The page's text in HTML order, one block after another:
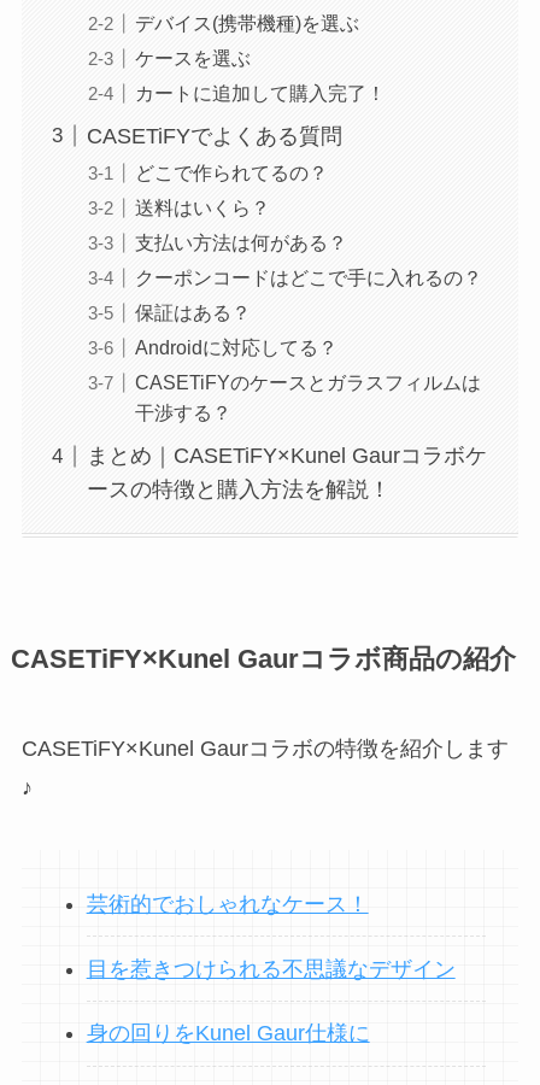
デバイス(携帯機種)を選ぶ
ケースを選ぶ
カートに追加して購入完了！
CASETiFYでよくある質問
どこで作られてるの？
送料はいくら？
支払い方法は何がある？
クーポンコードはどこで手に入れるの？
保証はある？
Androidに対応してる？
CASETiFYのケースとガラスフィルムは
干渉する？
まとめ｜CASETiFY×Kunel Gaurコラボケ
ースの特徴と購入方法を解説！
CASETiFY×Kunel Gaurコラボ商品の紹介
CASETiFY×Kunel Gaurコラボの特徴を紹介します
♪
芸術的でおしゃれなケース！
目を惹きつけられる不思議なデザイン
身の回りをKunel Gaur仕様に